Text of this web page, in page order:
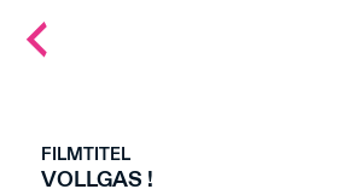
pageFILMTITEL
VOLLGAS !